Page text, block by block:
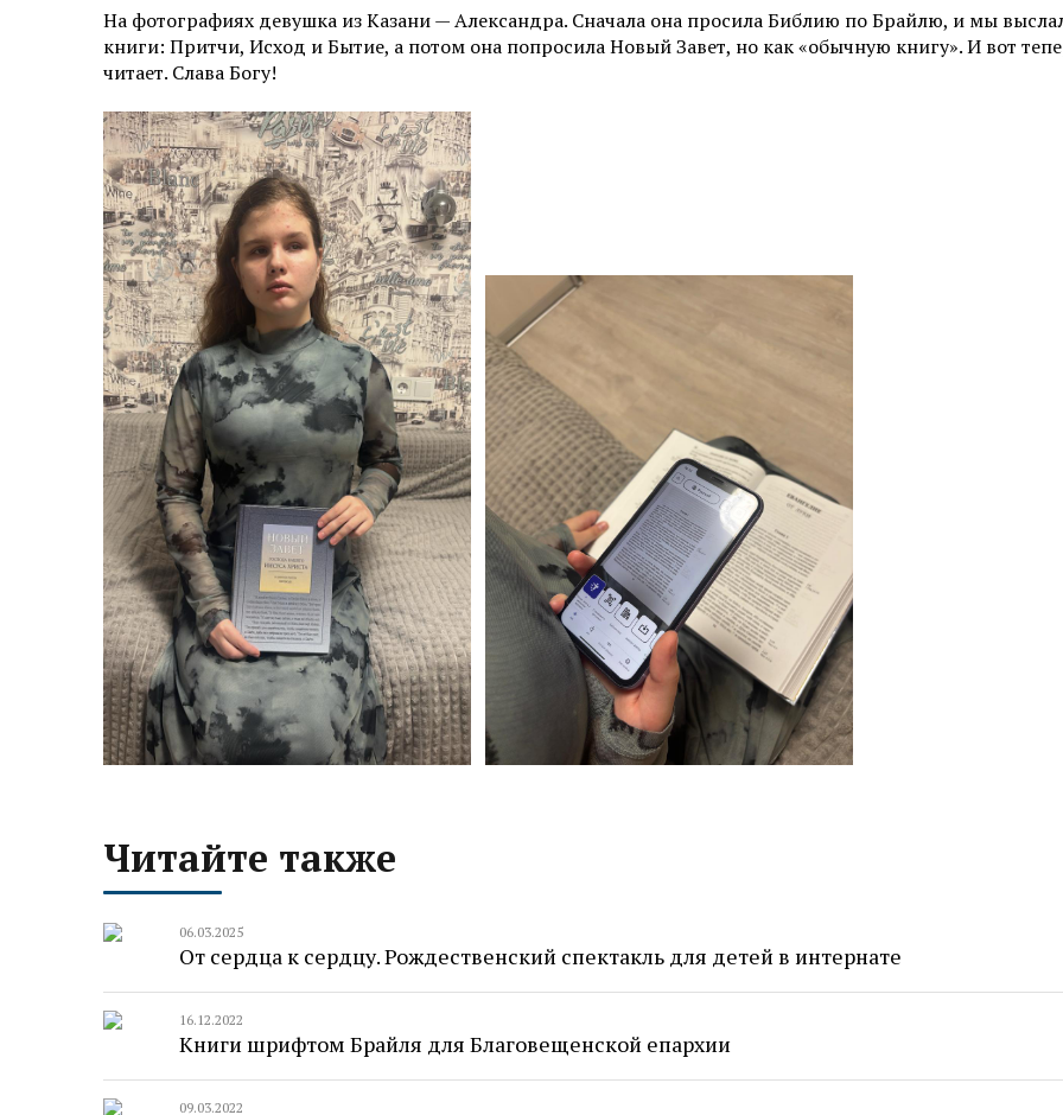
На фотографиях девушка из Казани — Александра. Сначала она просила Библию по Брайлю, и мы
книги: Притчи, Исход и Бытие, а потом она попросила Новый Завет, но как «обычную книгу». И вот
читает. Слава Богу!
Читайте также
06.03.2025
От сердца к сердцу. Рождественский спектакль для детей в интернате
16.12.2022
Книги шрифтом Брайля для Благовещенской епархии
09.03.2022